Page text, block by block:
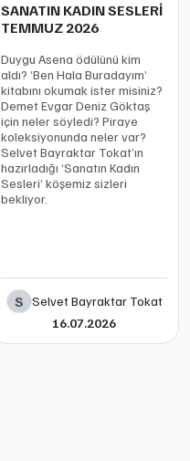
SANATIN KADIN SESLERİ
TEMMUZ 2026
Duygu Asena ödülünü kim
aldı? ‘Ben Hala Buradayım’
kitabını okumak ister misiniz?
Demet Evgar Deniz Göktaş
için neler söyledi? Piraye
koleksiyonunda neler var?
Selvet Bayraktar Tokat’ın
hazırladığı ‘Sanatın Kadın
Sesleri’ köşemiz sizleri
bekliyor.
S Selvet Bayraktar Tokat
16.07.2026